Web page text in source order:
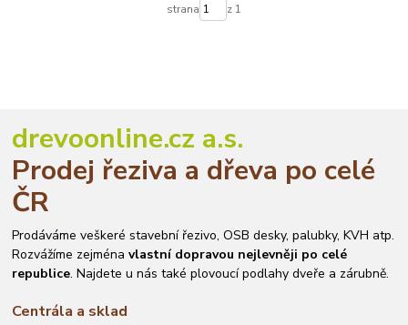
strana z 1
drevoonline.cz a.s.
Prodej řeziva a dřeva po celé
ČR
Prodáváme veškeré stavební řezivo, OSB desky, palubky, KVH atp.
Rozvážíme zejménavlastní dopravou nejlevněji po celé
republice. Najdete u nás také plovoucí podlahy dveře a zárubně.
Centrála a sklad